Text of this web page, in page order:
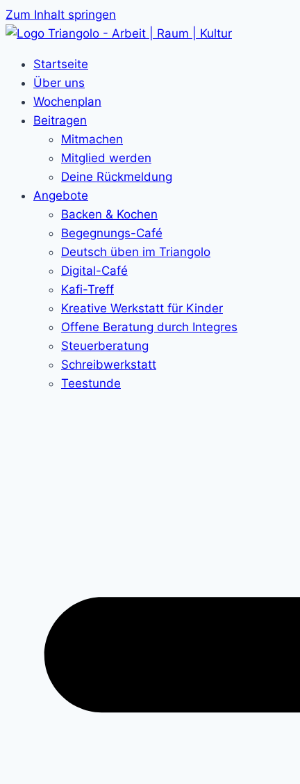
Zum Inhalt springen
Startseite
Über uns
Wochenplan
Beitragen
Mitmachen
Mitglied werden
Deine Rückmeldung
Angebote
Backen & Kochen
Begegnungs-Café
Deutsch üben im Triangolo
Digital-Café
Kafi-Treff
Kreative Werkstatt für Kinder
Offene Beratung durch Integres
Steuerberatung
Schreibwerkstatt
Teestunde